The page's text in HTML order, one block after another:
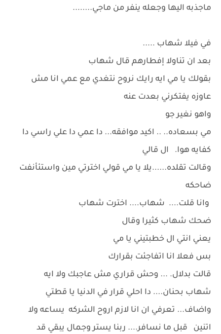
ماجذبه اليها وجعله ينفر من ماجي........
في فيلا شهاب .....
بعد ان تناولا إفطارهم قال شهاب
بقولك يا مي ايه رايك نروح نتغدي مع عمي انا مش
عاوزه يفتكرني بعدت عنه
واهو نغير جو
مي بسعاده.. .. اكيد موافقه... دا عمي دا علي راسي دا
كفايه هوا. ال قالي
وقالت تقلده......يلا يا مي قولي اخترتي مين واستئأنفت
ضاحكه
وانا قلت.... شهاب.... اخترت شهاب
ضحك شهاب كثيرا وقال
يعني انتي ال خطبتيني يا مي
بس فعلا انا اتفاجئت بقرارك
قالت بدلال. ... وحش قراري مش عاجبك ولا ايه
شهاب بحنان.... دا احلي قرار في الدنيا يا قطتي
واضاف... تعرفي ان انا لازم اروح الشركه يساعه ولا
اتنين قبل ما نسافر.... ربنا يستر وجمال يبقي قد